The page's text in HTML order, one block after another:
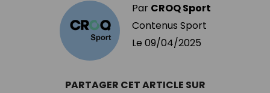
Par CROQ Sport
Contenus Sport
Le 09/04/2025
PARTAGER CET ARTICLE SUR